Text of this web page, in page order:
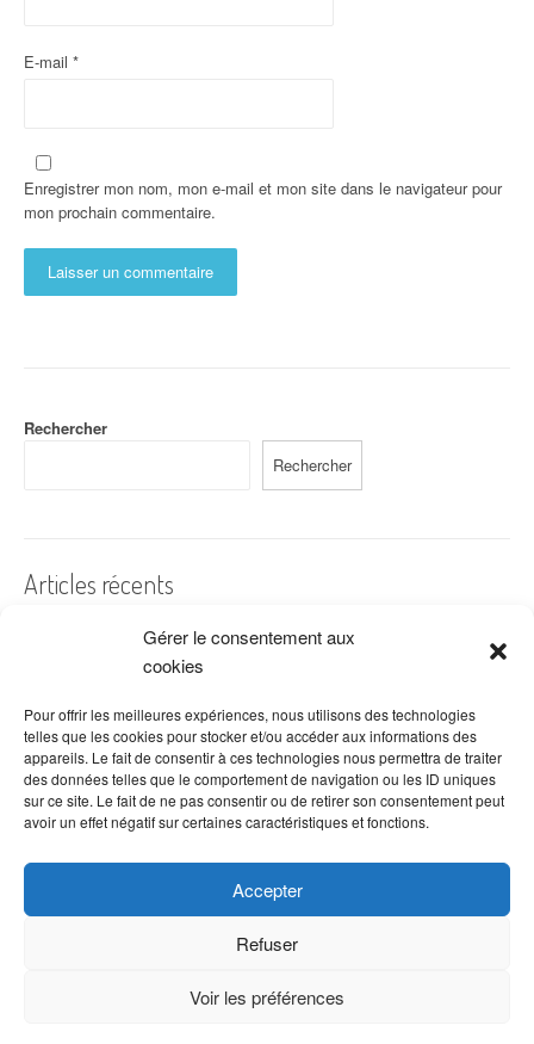
Gérer le consentement aux
cookies
Pour offrir les meilleures expériences, nous utilisons des technologies
telles que les cookies pour stocker et/ou accéder aux informations des
appareils. Le fait de consentir à ces technologies nous permettra de traiter
des données telles que le comportement de navigation ou les ID uniques
sur ce site. Le fait de ne pas consentir ou de retirer son consentement peut
avoir un effet négatif sur certaines caractéristiques et fonctions.
Accepter
Refuser
Voir les préférences
E-mail *
Enregistrer mon nom, mon e-mail et mon site dans le navigateur pour
mon prochain commentaire.
Rechercher
Rechercher
Articles récents
A quelles dates de l’année offre-t-on des fleurs ?
Les fleurs préférées des Français
Combien de fois arroser un cactus ?
Quelles fleurs offrir pour la fête des mères ?
Idées de décoration avec fleurs séchées